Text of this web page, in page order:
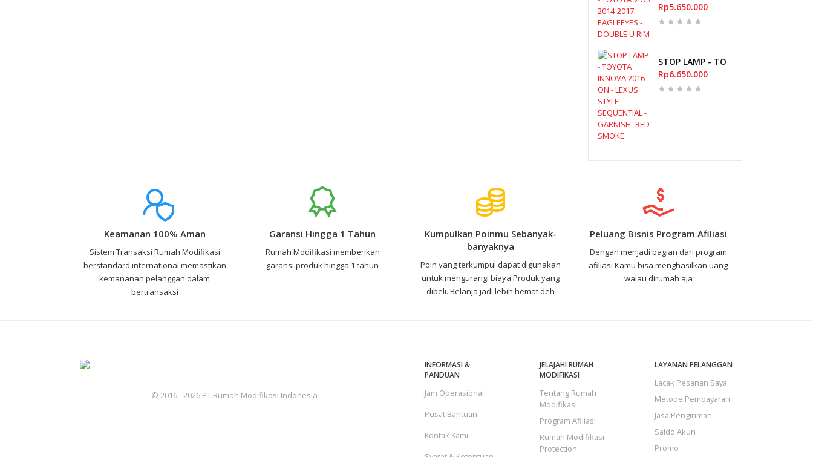
Rp5.650.000
STOP LAMP - TOYOTA INNOVA 2016-
Rp6.650.000
Keamanan 100% Aman
Sistem Transaksi Rumah Modifikasi
berstandard international memastikan
kemananan pelanggan dalam
bertransaksi
Garansi Hingga 1 Tahun
Rumah Modifikasi memberikan
garansi produk hingga 1 tahun
Kumpulkan Poinmu Sebanyak-
banyaknya
Poin yang terkumpul dapat digunakan
untuk mengurangi biaya Produk yang
dibeli. Belanja jadi lebih hemat deh
Peluang Bisnis Program Afiliasi
Dengan menjadi bagian dari program
afiliasi Kamu bisa menghasilkan uang
walau dirumah aja
© 2016 - 2026 PT Rumah Modifikasi Indonesia
INFORMASI &
PANDUAN
Jam Operasional
Pusat Bantuan
Kontak Kami
JELAJAHI RUMAH
MODIFIKASI
Tentang Rumah
Modifikasi
Program Afiliasi
Rumah Modifikasi
Protection
LAYANAN PELANGGAN
Lacak Pesanan Saya
Metode Pembayaran
Jasa Pengiriman
Saldo Akun
Promo